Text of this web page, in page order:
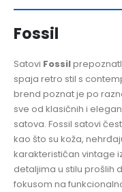
Fossil
Satovi Fossil
spaja retro stil s
brend poznat je po
sve od klasičnih i
satova. Fossil satovi
kao što su koža,
karakterističan vintage
detaljima u stilu prošlih
fokusom na